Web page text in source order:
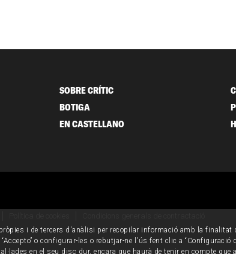
SOBRE CRÍTIC
BOTIGA
EN CASTELLANO
i de tercers d'anàlisi per recopilar informació amb la
o configurar-les o rebutjar-ne l'ús fent clic a
en el seu disc dur, encara que haurà de tenir en compte